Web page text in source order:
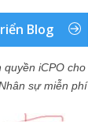
Blog
quyền iCPO cho
sự miễn phí